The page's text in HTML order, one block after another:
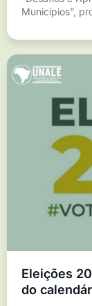
Municípios”,
Eleições
do